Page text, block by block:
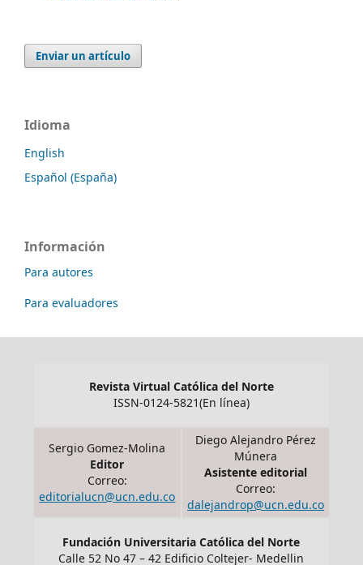
Enviar un artículo
Idioma
English
Español (España)
Información
Para autores
Para evaluadores
Revista Virtual Católica del Norte
ISSN-0124-5821(En línea)
Sergio Gomez-Molina
Editor
Correo:
editorialucn@ucn.edu.co
Diego Alejandro Pérez
Múnera
Asistente editorial
Correo:
dalejandrop@ucn.edu.co
Fundación Universitaria Católica del Norte
Calle 52 No 47 – 42 Edificio Coltejer- Medellin